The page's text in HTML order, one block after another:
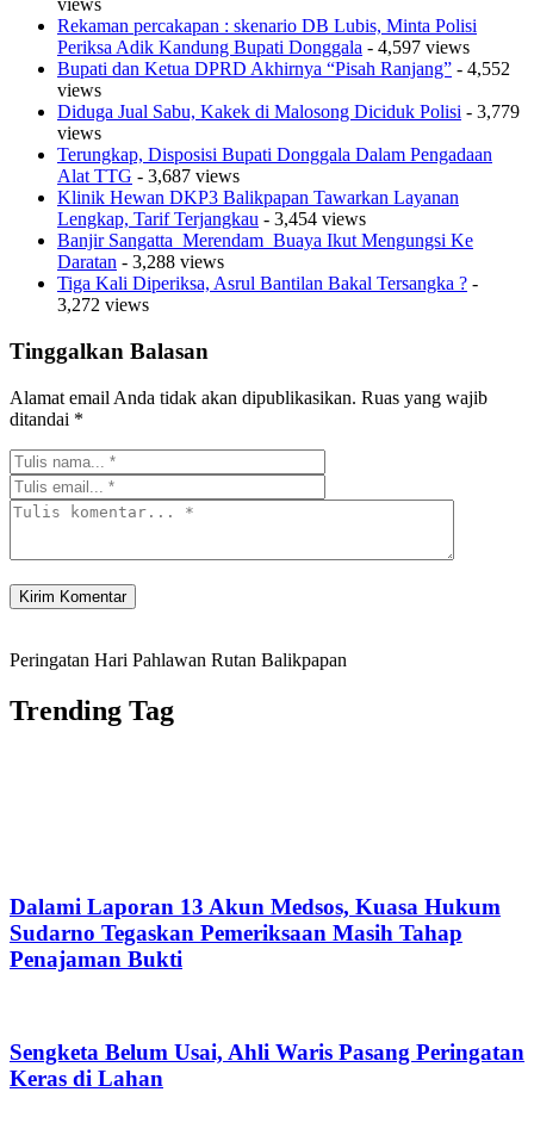
views
Rekaman percakapan : skenario DB Lubis, Minta Polisi
Periksa Adik Kandung Bupati Donggala - 4,597 views
Bupati dan Ketua DPRD Akhirnya “Pisah Ranjang” - 4,552
views
Diduga Jual Sabu, Kakek di Malosong Diciduk Polisi - 3,779
views
Terungkap, Disposisi Bupati Donggala Dalam Pengadaan
Alat TTG - 3,687 views
Klinik Hewan DKP3 Balikpapan Tawarkan Layanan
Lengkap, Tarif Terjangkau - 3,454 views
Banjir Sangatta Merendam Buaya Ikut Mengungsi Ke
Daratan - 3,288 views
Tiga Kali Diperiksa, Asrul Bantilan Bakal Tersangka ? -
3,272 views
Tinggalkan Balasan
Alamat email Anda tidak akan dipublikasikan. Ruas yang wajib
ditandai *
Peringatan Hari Pahlawan Rutan Balikpapan
Trending Tag
Dalami Laporan 13 Akun Medsos, Kuasa Hukum
Sudarno Tegaskan Pemeriksaan Masih Tahap
Penajaman Bukti
Sengketa Belum Usai, Ahli Waris Pasang Peringatan
Keras di Lahan